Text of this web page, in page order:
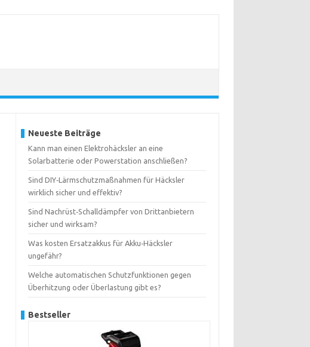
Neueste Beiträge
Kann man einen Elektrohäcksler an eine
Solarbatterie oder Powerstation anschließen?
Sind DIY‑Lärmschutzmaßnahmen für Häcksler
wirklich sicher und effektiv?
Sind Nachrüst‑Schalldämpfer von Drittanbietern
sicher und wirksam?
Was kosten Ersatzakkus für Akku‑Häcksler
ungefähr?
Welche automatischen Schutzfunktionen gegen
Überhitzung oder Überlastung gibt es?
Bestseller